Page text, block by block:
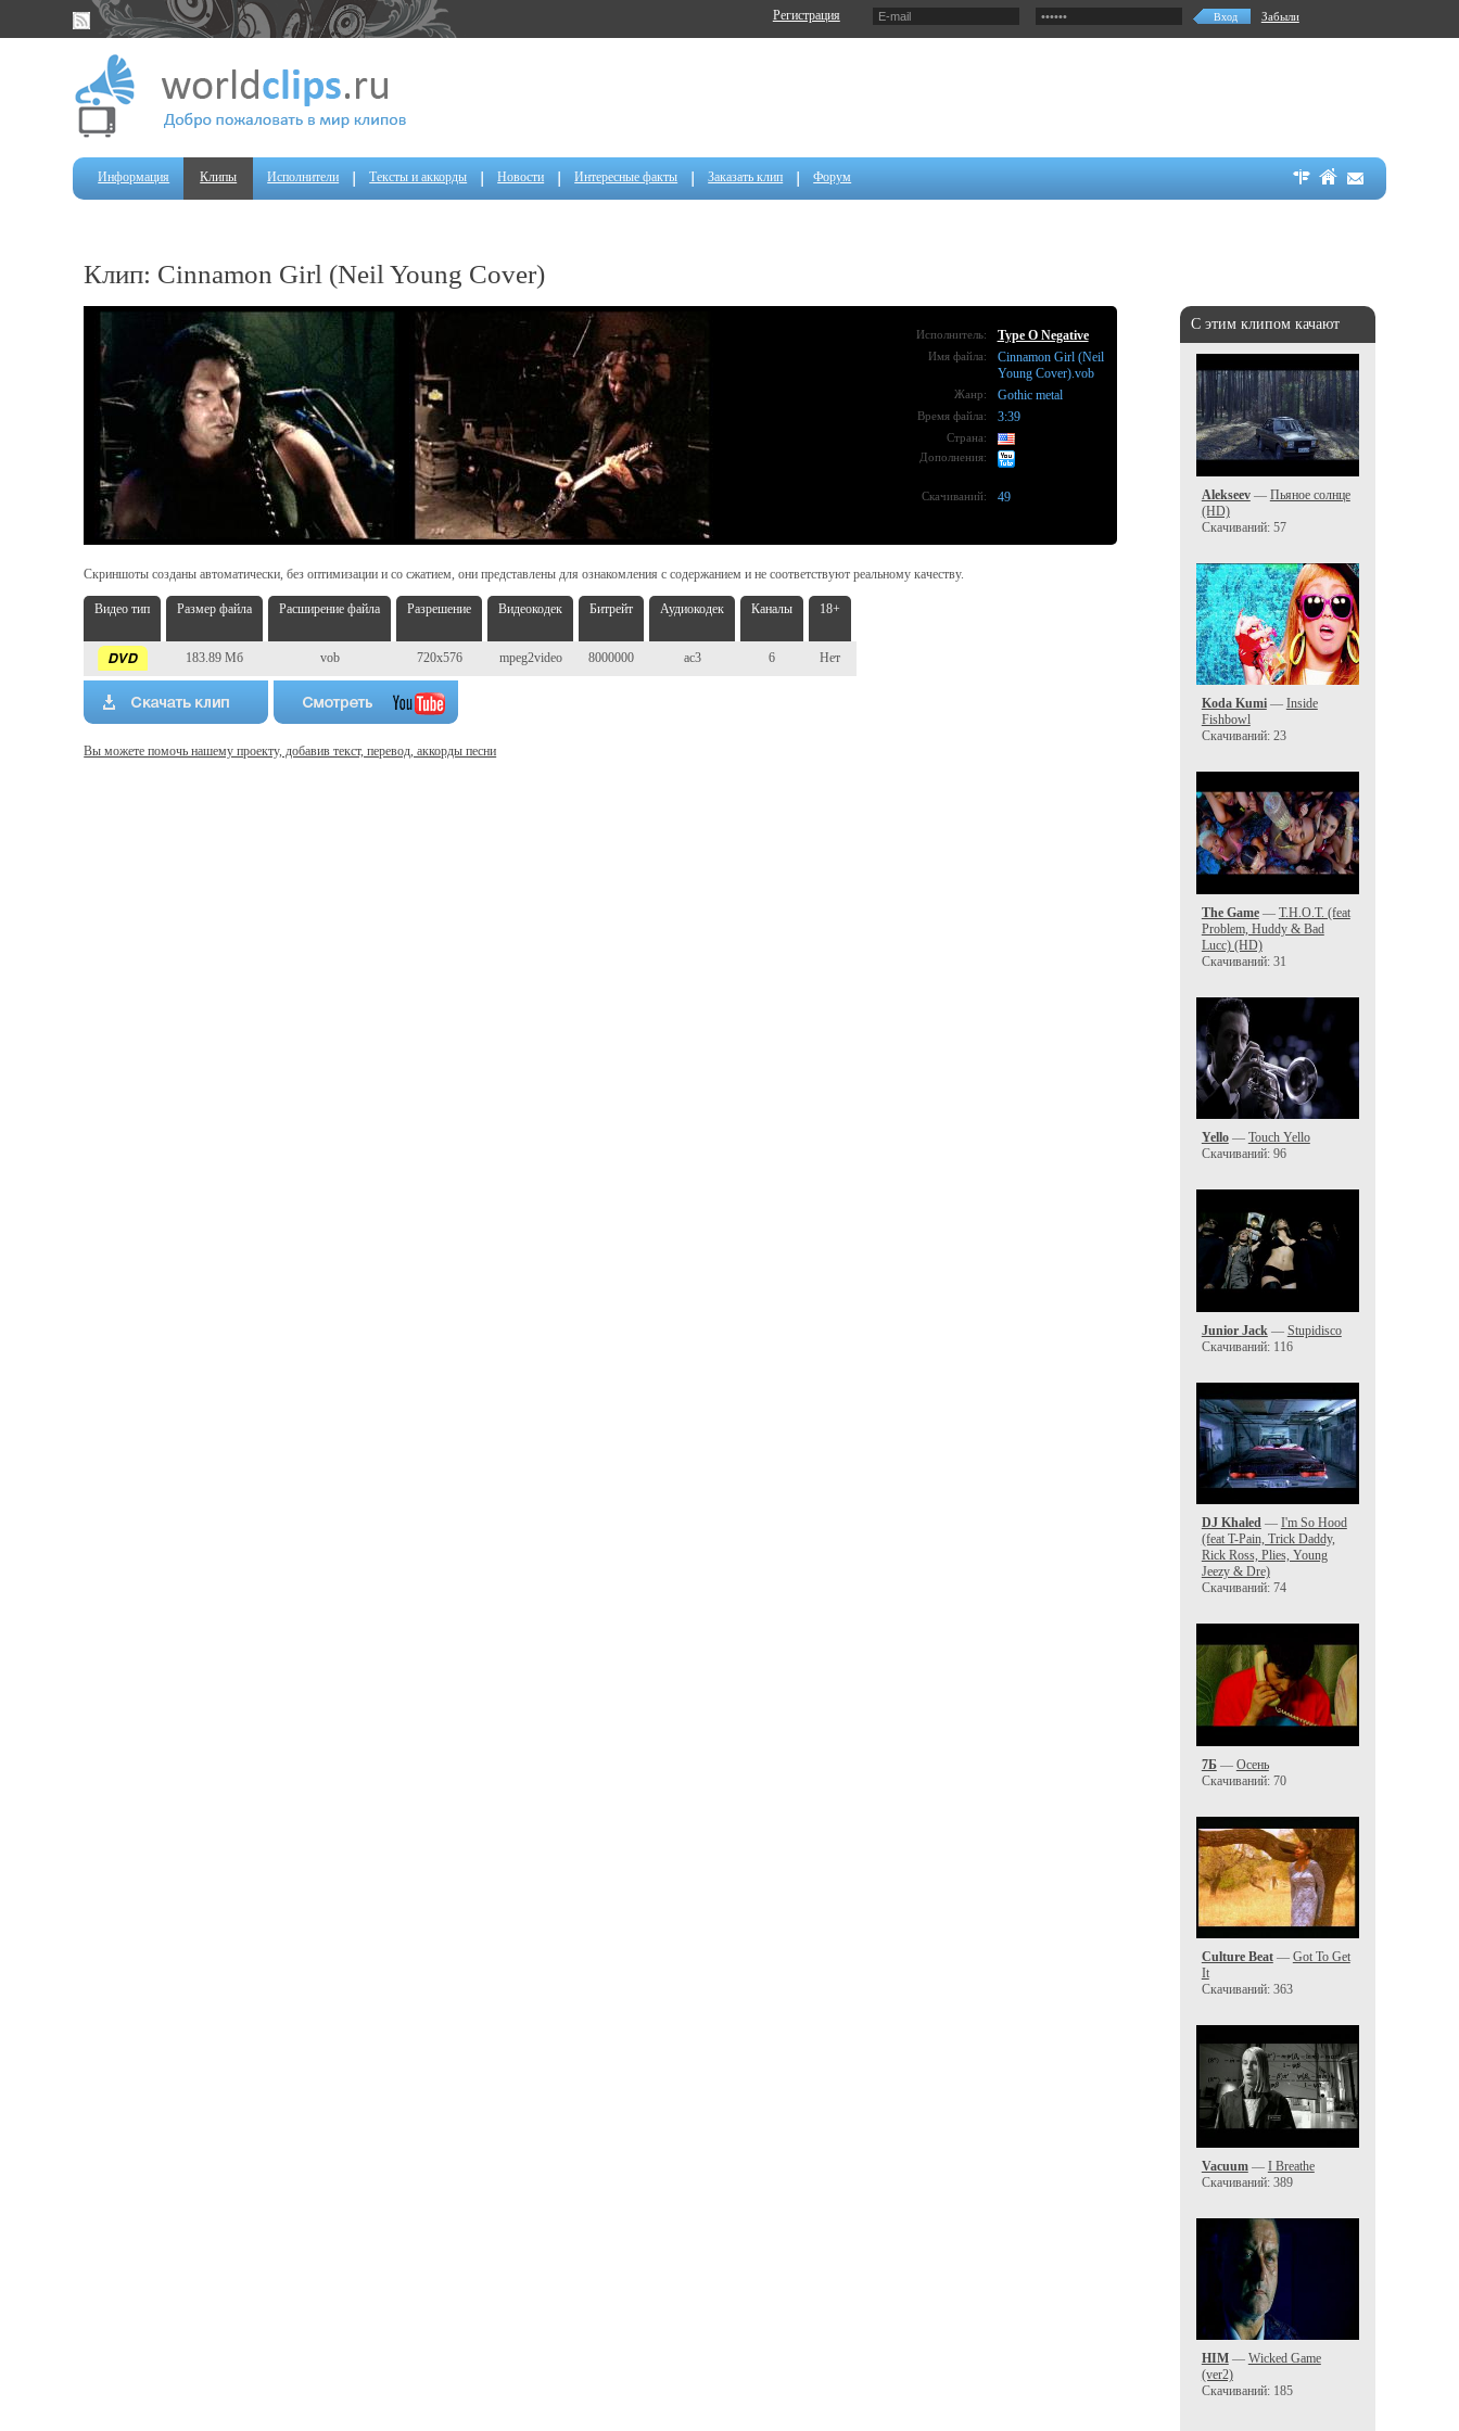
Регистрация Забыли
Информация Клипы Исполнители Тексты и аккорды Новости Интересные факты Заказать клип Форум
Клип: Cinnamon Girl (Neil Young Cover)
С этим клипом качают
Alekseev— Пьяное солнце
(HD)
Скачиваний: 57
Koda Kumi— Inside
Fishbowl
Скачиваний: 23
The Game— T.H.O.T. (feat
Problem, Huddy & Bad
Lucc) (HD)
Скачиваний: 31
Yello— Touch Yello
Скачиваний: 96
Junior Jack — Stupidisco
Скачиваний: 116
DJ Khaled— I'm So Hood
(feat T-Pain, Trick Daddy,
Rick Ross, Plies, Young
Jeezy & Dre)
Скачиваний: 74
7Б— Осень
Скачиваний: 70
Culture Beat— Got To Get
It
Скачиваний: 363
Vacuum— I Breathe
Скачиваний: 389
HIM— Wicked Game
(ver2)
Скачиваний: 185
Исполнитель: Type O Negative
Имя файла:
Cinnamon Girl (Neil
Young Cover).vob
Жанр: Gothic metal
Время файла: 3:39
Страна:
Дополнения:
Скачиваний: 49
Скриншоты созданы автоматически, без оптимизации и со сжатием, они представлены для ознакомления с содержанием и не соответствуют реальному качеству.
Видео тип Размер файла Расширение файла Разрешение Видеокодек Битрейт Аудиокодек Каналы 18+
183.89 Мб vob 720x576 mpeg2video 8000000 ac3 6 Нет
Вы можете помочь нашему проекту, добавив текст, перевод, аккорды песни